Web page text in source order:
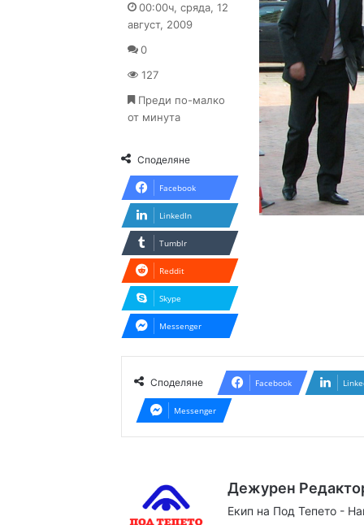
X email
00:00ч, сряда, 12
август, 2009
0
127
Преди по-малко
от минута
Споделяне
Facebook
LinkedIn
Tumblr
Reddit
Skype
Messenger
Споделяне Facebook
Messenger
Дежурен
Екип на Под Тепето -